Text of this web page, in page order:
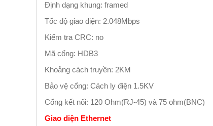
Định dạng khung: framed
Tốc độ giao diện: 2.048Mbps
Kiểm tra CRC: no
Mã cổng: HDB3
Khoảng cách truyền: 2KM
Bảo vệ cổng: Cách ly điện 1.5KV
Cổng kết nối: 120 Ohm(RJ-45) và 75 ohm(BNC)
Giao diện Ethernet